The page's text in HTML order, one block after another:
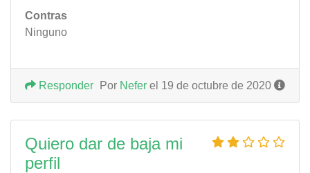
Contras
Ninguno
Por Nefer el 19 de octubre de 2020
Responder
Quiero dar de baja mi
perfil